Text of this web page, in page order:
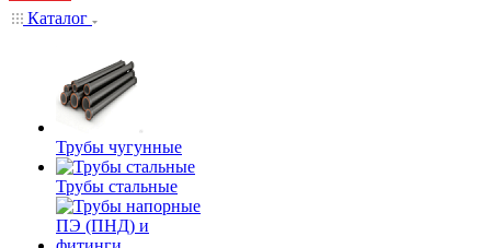
Каталог
Трубы чугунные
Трубы стальные